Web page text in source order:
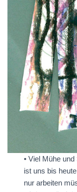
• Viel Mühe
ist uns bis
nur arbeiten